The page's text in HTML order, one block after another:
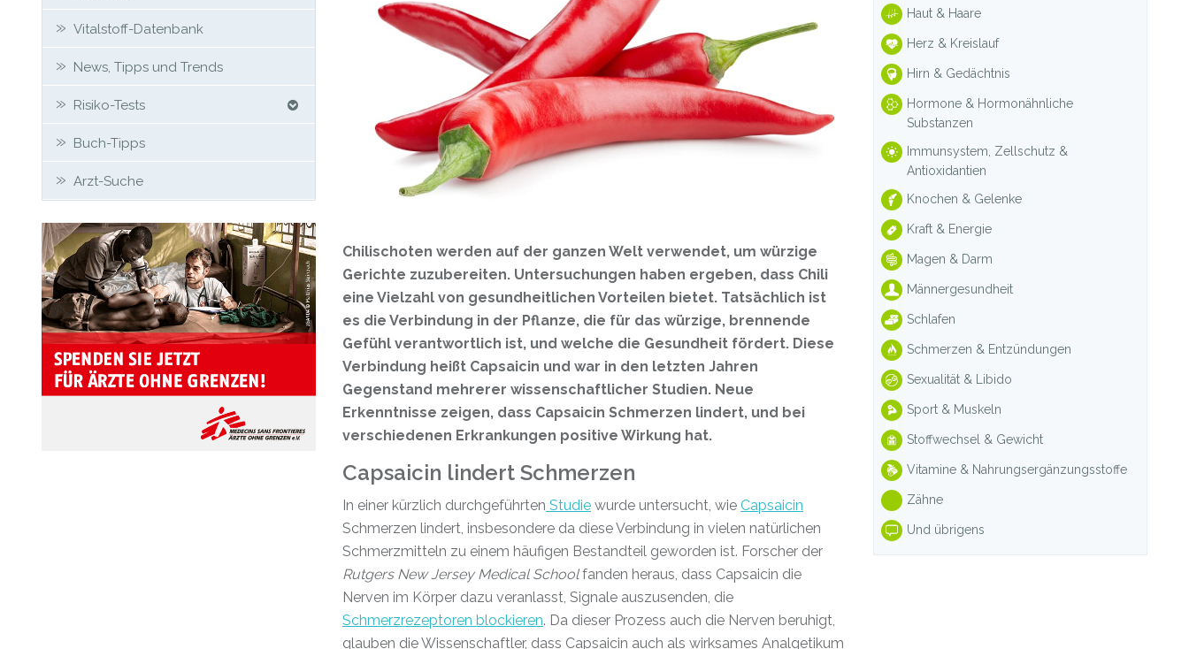
Chilischoten werden auf der ganzen Welt verwendet, um würzige
Gerichte zuzubereiten. Untersuchungen haben ergeben, dass Chili
eine Vielzahl von gesundheitlichen Vorteilen bietet. Tatsächlich ist
es die Verbindung in der Pflanze, die für das würzige, brennende
Gefühl verantwortlich ist, und welche die Gesundheit fördert. Diese
Verbindung heißt Capsaicin und war in den letzten Jahren
Gegenstand mehrerer wissenschaftlicher Studien. Neue
Erkenntnisse zeigen, dass Capsaicin Schmerzen lindert, und bei
verschiedenen Erkrankungen positive Wirkung hat.
Capsaicin lindert Schmerzen
In einer kürzlich durchgeführten Studie wurde untersucht, wie Capsaicin
Schmerzen lindert, insbesondere da diese Verbindung in vielen natürlichen
Schmerzmitteln zu einem häufigen Bestandteil geworden ist. Forscher der
Rutgers New Jersey Medical Schoolfanden heraus, dass Capsaicin die
Nerven im Körper dazu veranlasst, Signale auszusenden, die
Schmerzrezeptoren blockieren. Da dieser Prozess auch die Nerven beruhigt,
glauben die Wissenschaftler, dass Capsaicin auch als wirksames Analgetikum
Haut & Haare
Herz & Kreislauf
Hirn & Gedächtnis
Hormone & Hormonähnliche
Substanzen
Immunsystem, Zellschutz &
Antioxidantien
Knochen & Gelenke
Kraft & Energie
Magen & Darm
Männergesundheit
Schlafen
Schmerzen & Entzündungen
Sexualität & Libido
Sport & Muskeln
Stoffwechsel & Gewicht
Vitamine & Nahrungsergänzungsstoffe
Zähne
Und übrigens
Vitalstoff-Datenbank
News, Tipps und Trends
Risiko-Tests
Buch-Tipps
Arzt-Suche